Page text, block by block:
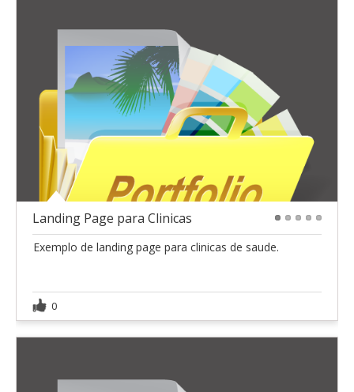
Landing Page para Clinicas
Exemplo de landing page para clinicas de saude.
0